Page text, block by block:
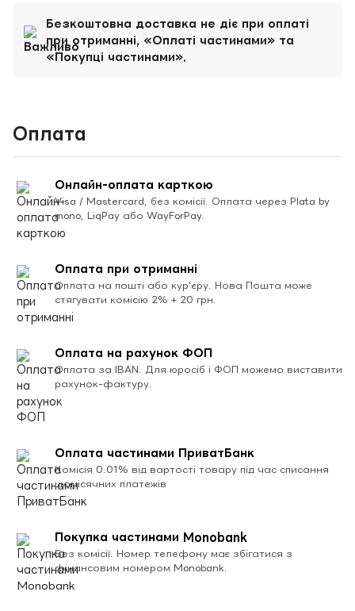
Безкоштовна доставка не діє при оплаті
при отриманні, «Оплаті частинами» та
«Покупці частинами».
Оплата
Онлайн-оплата карткою
Visa / Mastercard, без комісії. Оплата через Plata by
mono, LiqPay або WayForPay.
Оплата при отриманні
Оплата на пошті або кур’єру. Нова Пошта може
стягувати комісію 2% + 20 грн.
Оплата на рахунок ФОП
Оплата за IBAN. Для юросіб і ФОП можемо виставити
рахунок-фактуру.
Оплата частинами ПриватБанк
Комісія 0.01% від вартості товару під час списання
щомісячних платежів
Покупка частинами Monobank
Без комісії. Номер телефону має збігатися з
фінансовим номером Monobank.